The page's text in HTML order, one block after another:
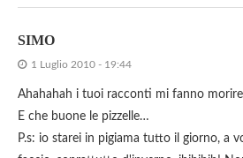
SIMO
1 Luglio 2010 - 19:44
Ahahahah i tuoi racconti mi fanno
E che buone le pizzelle…
P.s: io starei in pigiama tutto il giorno, a